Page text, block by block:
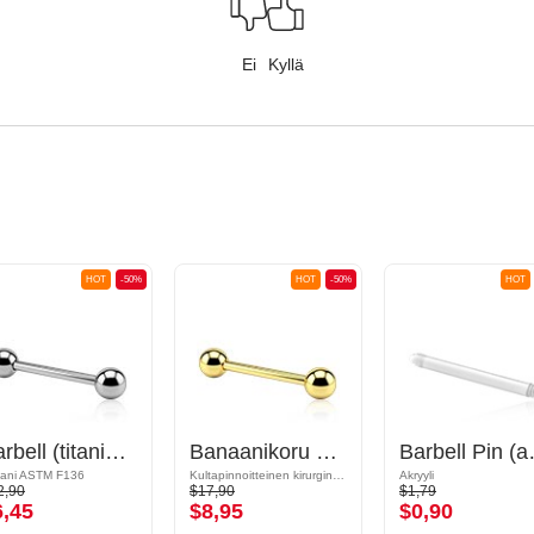
Ei Kyllä
-50%
HOT
Barbell (titanium, anodized) kanssa pallot
ASTM F136
-50%
HOT
Banaanikoru kanssa pallot
$17,90
$8,95
HOT
Akryyli
$1,79
$0,90